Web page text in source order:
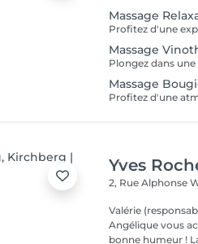
Massage
Massage
Massage
Yves
2, Rue Alphonse
Valérie
Angélique vous
bonne